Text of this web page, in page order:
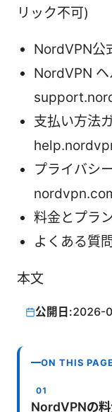
リック不可)
NordVPN公
NordVPN
支払い方法
プライバシ
料金とプラ
よくある質
本文
公開日:2026-
ON THIS
NordVPNの料